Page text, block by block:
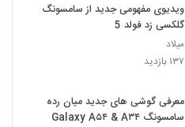
ویدیوی مفهومی جدید از سامسونگ
گلکسی زد فولد 5
میلاد
۱۳۷ بازدید
معرفی گوشی های جدید میان رده
سامسونگ Galaxy A۵۴ & A۳۴